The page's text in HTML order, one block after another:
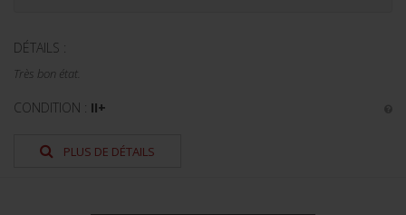
DÉTAILS :
Très bon état.
CONDITION : II+
PLUS DE DÉTAILS